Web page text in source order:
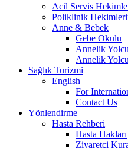
Acil Servis
Poliklinik
Anne & Bebek
Gebe Okulu
Annelik
Annelik
Sağlık Turizmi
English
For
Contact Us
Yönlendirme
Hasta Rehberi
Hasta Hakları
Ziyaretçi